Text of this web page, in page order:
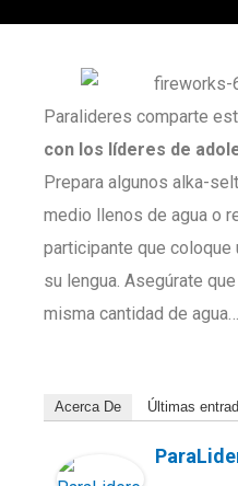
Paralideres comparte
con los líderes de
Prepara algunos alka-
medio llenos de agua o
participante que
su lengua. Asegúrate
misma cantidad de
Acerca De Últimas